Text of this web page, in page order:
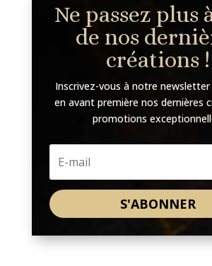
Ne passez plus
de nos
créations !
Inscrivez-vous à notre
en avant première nos dernières
promotions
S'ABONNER